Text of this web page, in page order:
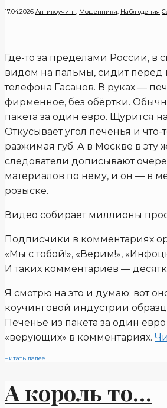
17.04.2026 Антикоучинг, Мошенники, Наблюдения
Где-то за пределами России, в
видом на пальмы, сидит перед
телефона Гасанов. В руках —
фирменное, без обёртки.
пакета за один евро. Щурится
Откусывает угол печенья и что-
разжимая губ. А в Москве в эту
следователи дописывают
материалов по нему, и он — в
розыске.
Видео собирает миллионы
Подписчики в комментариях
«Мы с тобой!», «Верим!»,
И таких комментариев —
Я смотрю на это и думаю: вот
коучинговой индустрии
Печенье из пакета за один
«верующих» в комментариях.
Читать далее...
А король то…